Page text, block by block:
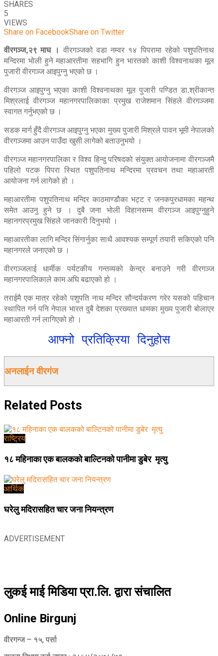
SHARES
5
VIEWS
Share on FacebookShare on Twitter
वीरगञ्ज,२९ माघ । वीरगञ्जको वडा नम्वर १४ पिपरामा रहेको पशुपतिनाथ
मन्दिरमा भोली हुने महाआरतीमा सहभागि हुन भारतको काशी विश्वनाथका मूल
पुजारी वीरगञ्ज आइपुग्नु भएको छ ।
वीरगञ्ज आइपुग्नु भएका काशी विश्वनाथका मूल पुजारी पण्डित डा.श्रीकान्त
मिश्रलाई वीरगञ्ज महानगरपालिकाका प्रमुख राजेशमान सिंहले वीरगञ्जमा
स्वागत गर्नुभएको छ ।
सडक मार्ग हुँदै वीरगञ्ज आइपुग्नु भएका मुख्य पुजारी मिश्रले पावन भूमी नेपालको
वीरगञ्जमा आउन पाउँदा खुसी लागेको बताउनुभयो ।
वीरगञ्ज महानगरपालिका र विश्व हिन्दु परिषदको संयुक्त आयोजनामा वीरगञ्जमै
पहिलो पटक पिपरा स्थित पशुपतिनाथ मन्दिरमा प्रवचन तथा महाआरती
आयोजना गर्न लागेको हो ।
महाआरतीमा पशुपतिनाथ मन्दिर काठमाण्डौका भट्ट र जनकपुरधामका महन्थ
समेत आउनु हुने छ । दुबै जना भोली विहानसम्म वीरगञ्ज आइपुग्नुहुने
महानगरप्रमुख सिंहले जानकारी दिनुभयो ।
महाआरतीका लागि मन्दिर सिंगार्नुका साथै आवश्यक सम्पूर्ण तयारी सकिएको पनि
महानगरले जनाएको छ ।
वीरगञ्जलाई धार्मीक पर्यटकीय गन्तव्यको केन्द्र बनाउने गरी वीरगञ्ज
महानगरपालिकाले काम अघि बढाएको हो ।
तराईमै एक मात्र रहेको पशुपति नाथ मन्दिर सौन्दर्यकरण गरेर यसको पहिचान
स्थापित गर्न पनि नेपाल भारत दुबै देशका प्रख्यात धामका मुख्य पुजारी बोलाएर
महाआरती गर्न लागिएको हो ।
आफ्नो प्रतिक्रिया दिनुहोस
अनलाईन वीरगंज
Related Posts
राष्ट्रिय
१८ महिनाका एक बालकको बाल्टिनको पानीमा डुबेर मृत्यु
आर्थिक
घरेलु मदिरासहित चार जना नियन्त्रण
ADVERTISEMENT
लुकई माई मिडिया प्रा.लि. द्वारा संचालित
Online Birgunj
वीरगन्ज – १५, पर्सा